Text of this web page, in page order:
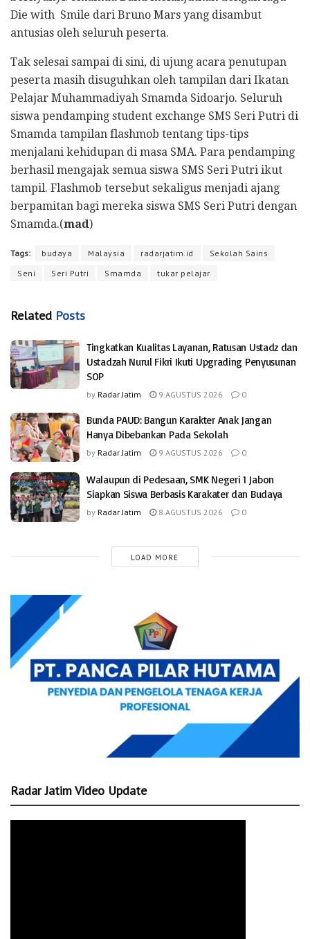
Die with Smile dari Bruno Mars yang disambut
antusias oleh seluruh peserta.
Tak selesai sampai di sini, di ujung acara penutupan
peserta masih disuguhkan oleh tampilan dari Ikatan
Pelajar Muhammadiyah Smamda Sidoarjo. Seluruh
siswa pendamping student exchange SMS Seri Putri di
Smamda tampilan flashmob tentang tips-tips
menjalani kehidupan di masa SMA. Para pendamping
berhasil mengajak semua siswa SMS Seri Putri ikut
tampil. Flashmob tersebut sekaligus menjadi ajang
berpamitan bagi mereka siswa SMS Seri Putri dengan
Smamda.(mad)
Tags: budaya Malaysia radarjatim.id
Sekolah Sains
Seni
Seri Putri Smamda tukar pelajar
Related Posts
Tingkatkan Kualitas Layanan, Ratusan Ustadz dan
Ustadzah Nurul Fikri Ikuti Upgrading Penyusunan
SOP
by Radar Jatim 9 AGUSTUS 2026 0
Bunda PAUD: Bangun Karakter Anak Jangan
Hanya Dibebankan Pada Sekolah
by Radar Jatim 9 AGUSTUS 2026 0
Walaupun di Pedesaan, SMK Negeri 1 Jabon
Siapkan Siswa Berbasis Karakater dan Budaya
by Radar Jatim 8 AGUSTUS 2026 0
LOAD MORE
Radar Jatim Video Update